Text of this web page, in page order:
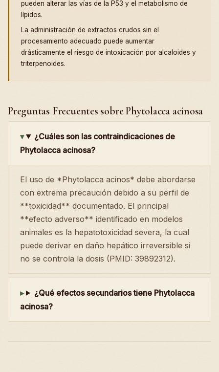
pueden alterar las vías de la P53 y el metabolismo de
lípidos.
La administración de extractos crudos sin el
procesamiento adecuado puede aumentar
drásticamente el riesgo de intoxicación por alcaloides y
triterpenoides.
Preguntas Frecuentes sobre Phytolacca acinosa
¿Cuáles son las contraindicaciones de
Phytolacca acinosa?
El uso de *Phytolacca acinos* debe abordarse
con extrema precaución debido a su perfil de
**toxicidad** documentado. El principal
**efecto adverso** identificado en modelos
animales es la hepatotoxicidad severa, la cual
puede derivar en daño hepático irreversible si
no se controla la dosis (PMID: 39892312).
¿Qué efectos secundarios tiene Phytolacca
acinosa?